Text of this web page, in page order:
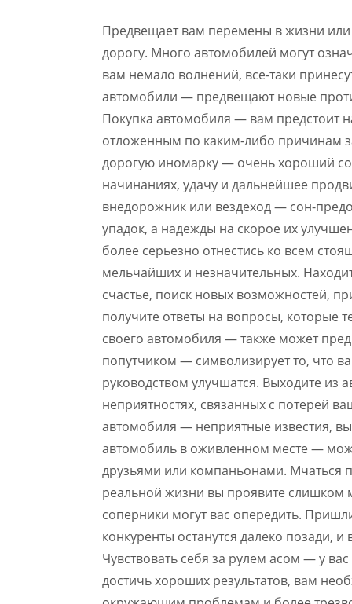
Предвещает вам перемены в жизни
дорогу. Много автомобилей могут
вам немало волнений, все-таки
автомобили — предвещают новые
Покупка автомобиля — вам предстоит
отложенным по каким-либо причинам
дорогую иномарку — очень хороший
начинаниях, удачу и дальнейшее
внедорожник или вездеход — сон-
упадок, а надежды на скорое их
более серьезно отнестись ко всем
мельчайших и незначительных.
счастье, поиск новых возможностей,
получите ответы на вопросы, которые
своего автомобиля — также может
попутчиком — символизирует то, что
руководством улучшатся. Выходите
неприятностях, связанных с потерей
автомобиля — неприятные известия,
автомобиль в оживленном месте —
друзьями или компаньонами. Мчаться
реальной жизни вы проявите слишком
соперники могут вас опередить.
конкуренты останутся далеко позади,
Чувствовать себя за рулем асом — у
достичь хороших результатов, вам